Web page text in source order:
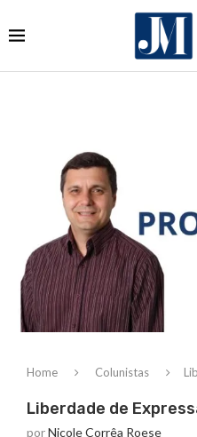
Home Colunistas
Liberdade de
porNicole Corrêa Roese